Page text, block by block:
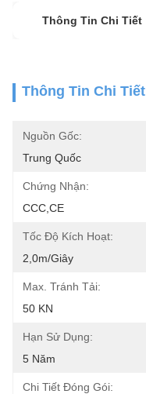
Thông Tin Chi Tiết
Thông Tin Chi Tiết
Nguồn Gốc:
Trung Quốc
Chứng Nhận:
CCC,CE
Tốc Độ Kích Hoạt:
2,0m/giây
Max. Tránh Tải:
50 KN
Hạn Sử Dụng:
5 Năm
Chi Tiết Đóng Gói: